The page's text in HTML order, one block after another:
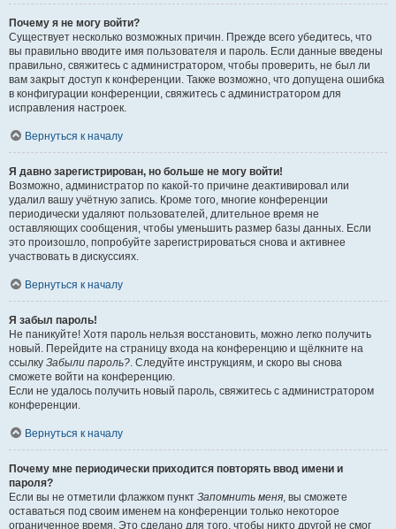
Почему я не могу войти?
Существует несколько возможных причин. Прежде всего убедитесь, что
вы правильно вводите имя пользователя и пароль. Если данные введены
правильно, свяжитесь с администратором, чтобы проверить, не был ли
вам закрыт доступ к конференции. Также возможно, что допущена ошибка
в конфигурации конференции, свяжитесь с администратором для
исправления настроек.
Вернуться к началу
Я давно зарегистрирован, но больше не могу войти!
Возможно, администратор по какой-то причине деактивировал или
удалил вашу учётную запись. Кроме того, многие конференции
периодически удаляют пользователей, длительное время не
оставляющих сообщения, чтобы уменьшить размер базы данных. Если
это произошло, попробуйте зарегистрироваться снова и активнее
участвовать в дискуссиях.
Вернуться к началу
Я забыл пароль!
Не паникуйте! Хотя пароль нельзя восстановить, можно легко получить
новый. Перейдите на страницу входа на конференцию и щёлкните на
ссылку Забыли пароль?. Следуйте инструкциям, и скоро вы снова
сможете войти на конференцию.
Если не удалось получить новый пароль, свяжитесь с администратором
конференции.
Вернуться к началу
Почему мне периодически приходится повторять ввод имени и
пароля?
Если вы не отметили флажком пункт Запомнить меня, вы сможете
оставаться под своим именем на конференции только некоторое
ограниченное время. Это сделано для того, чтобы никто другой не смог